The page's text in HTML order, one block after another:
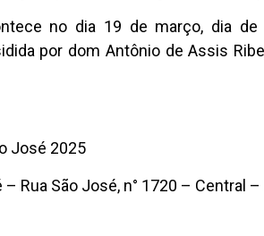
no dia 19 de março, dia de
por dom Antônio de Assis
José 2025
Rua São José, n° 1720 – Central –